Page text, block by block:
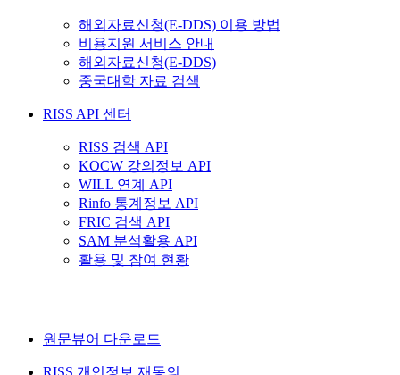
해외자료신청(E-DDS) 이용 방법
비용지원 서비스 안내
해외자료신청(E-DDS)
중국대학 자료 검색
RISS API 센터
RISS 검색 API
KOCW 강의정보 API
WILL 연계 API
Rinfo 통계정보 API
FRIC 검색 API
SAM 분석활용 API
활용 및 참여 현황
원문뷰어 다운로드
RISS 개인정보 재동의